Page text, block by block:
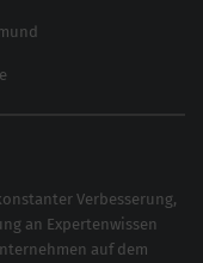
Verbesserung,
an Expertenwissen
auf dem